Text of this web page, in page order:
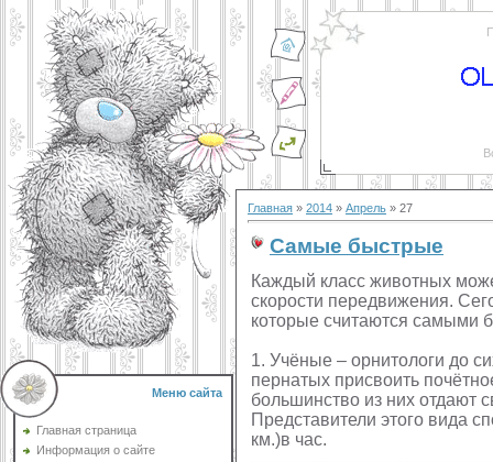
Меню сайта
Главная страница
Информация о сайте
Главная » 2014 » Апрель » 27
Самые быстрые
Каждый класс животных
скорости передвижения.
которые считаются самыми
1. Учёные – орнитологи до
пернатых присвоить
большинство из них отдают
Представители этого вида
км.)в час.